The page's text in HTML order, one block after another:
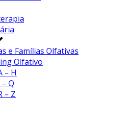
e Famílias Olfativas
Olfativo
– H
Q
– Z